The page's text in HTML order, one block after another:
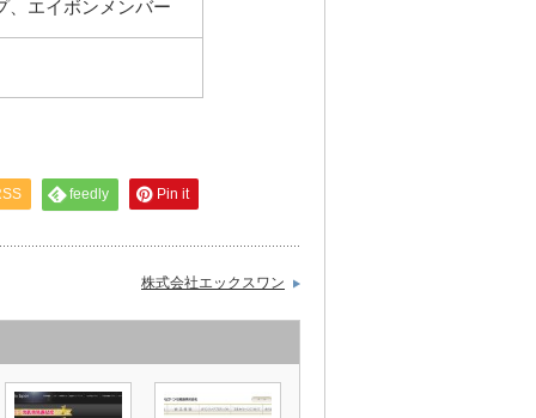
、エイボンメンバー
feedly Pin it
株式会社エックスワン